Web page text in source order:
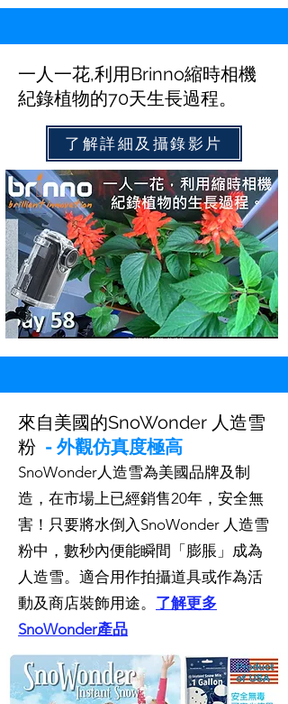
一人一花,利用Brinno縮時相機
紀錄植物的70天生長過程。
了解詳細及攝錄影片
來自美國的SnoWonder 人造雪
粉 - 外觀仿真度極高
SnoWonder人造雪為美國品牌及制
造，在市場上已經銷售20年，安全無
害！只要將水倒入SnoWonder 人造雪
粉中，數秒內便能瞬間「膨脹」成為
人造雪。適合用作拍攝道具或作為活
動及商店裝飾用途。 了解更多
SnoWonder產品